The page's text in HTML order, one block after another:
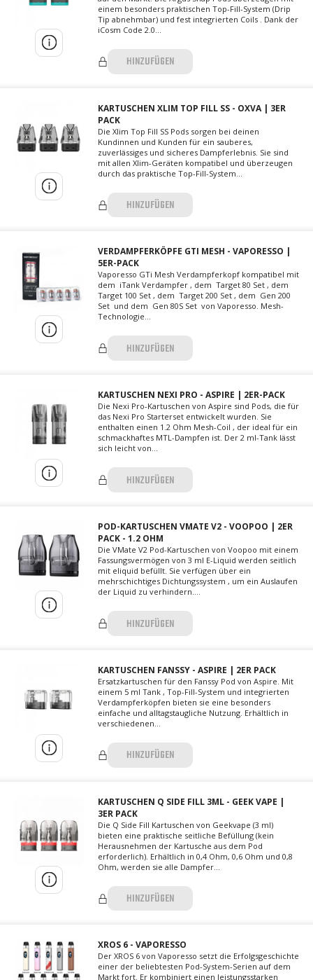
einem besonders praktischen Top-Fill-System (Drip
Tip abnehmbar) und fest integrierten Coils . Dank der
iCosm Code 2.0...
HINZUFÜGEN
KARTUSCHEN XLIM TOP FILL SS - OXVA | 3ER
PACK
Die Xlim Top Fill SS Pods sorgen bei deinen
Kundinnen und Kunden für ein sauberes,
zuverlässiges und sicheres Dampferlebnis. Sie sind
mit allen Xlim-Geräten kompatibel und überzeugen
durch das praktische Top-Fill-System...
HINZUFÜGEN
VERDAMPFERKÖPFE GTI MESH - VAPORESSO |
5ER-PACK
Vaporesso GTi Mesh Verdampferkopf kompatibel mit
dem iTank Verdampfer , dem Target 80 Set , dem
Target 100 Set , dem Target 200 Set , dem Gen 200
Set und dem Gen 80S Set von Vaporesso. Mesh-
Technologie...
HINZUFÜGEN
KARTUSCHEN NEXI PRO - ASPIRE | 2ER-PACK
Die Nexi Pro-Kartuschen von Aspire sind Pods, die für
das Nexi Pro Starterset entwickelt wurden. Sie
enthalten einen 1.2 Ohm Mesh-Coil , der ideal für ein
schmackhaftes MTL-Dampfen ist. Der 2 ml-Tank lässt
sich leicht von...
HINZUFÜGEN
POD-KARTUSCHEN VMATE V2 - VOOPOO | 2ER
PACK - 1.2 OHM
Die VMate V2 Pod-Kartuschen von Voopoo mit einem
Fassungsvermögen von 3 ml E-Liquid werden seitlich
mit eliquid befüllt. Sie verfügen über ein
mehrschichtiges Dichtungssystem , um ein Auslaufen
der Liquid zu verhindern....
HINZUFÜGEN
KARTUSCHEN FANSSY - ASPIRE | 2ER PACK
Ersatzkartuschen für den Fanssy Pod von Aspire. Mit
einem 5 ml Tank , Top-Fill-System und integrierten
Verdampferköpfen bieten sie eine besonders
einfache und alltagstaugliche Nutzung. Erhältlich in
verschiedenen...
HINZUFÜGEN
KARTUSCHEN Q SIDE FILL 3ML - GEEK VAPE |
3ER PACK
Die Q Side Fill Kartuschen von Geekvape (3 ml)
bieten eine praktische seitliche Befüllung (kein
Herausnehmen der Kartusche aus dem Pod
erforderlich). Erhältlich in 0,4 Ohm, 0,6 Ohm und 0,8
Ohm, werden sie alle Dampfer...
HINZUFÜGEN
XROS 6 - VAPORESSO
Der XROS 6 von Vaporesso setzt die Erfolgsgeschichte
einer der beliebtesten Pod-System-Serien auf dem
Markt fort. Er kombiniert einen leistungsstarken